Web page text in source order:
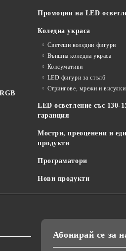
Промоции на LED
Коледна украса
Светещи коледни фигури
Външна коледна украса
Консумативи
LED фигури за стълб
Стрингове, мрежи и
LED осветление със
гаранция
Мостри, преоценени и
продукти
Програматори
Нови продукти
Абонирай се за